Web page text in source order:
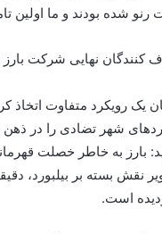
شده بودند و ما اولین
کنندگان نهایی شرکت
یک رویکرد متفاوت
شهر تضادی را در
بارز به خاطر خصلت
نقش بسته بر بیلبورد،
است.